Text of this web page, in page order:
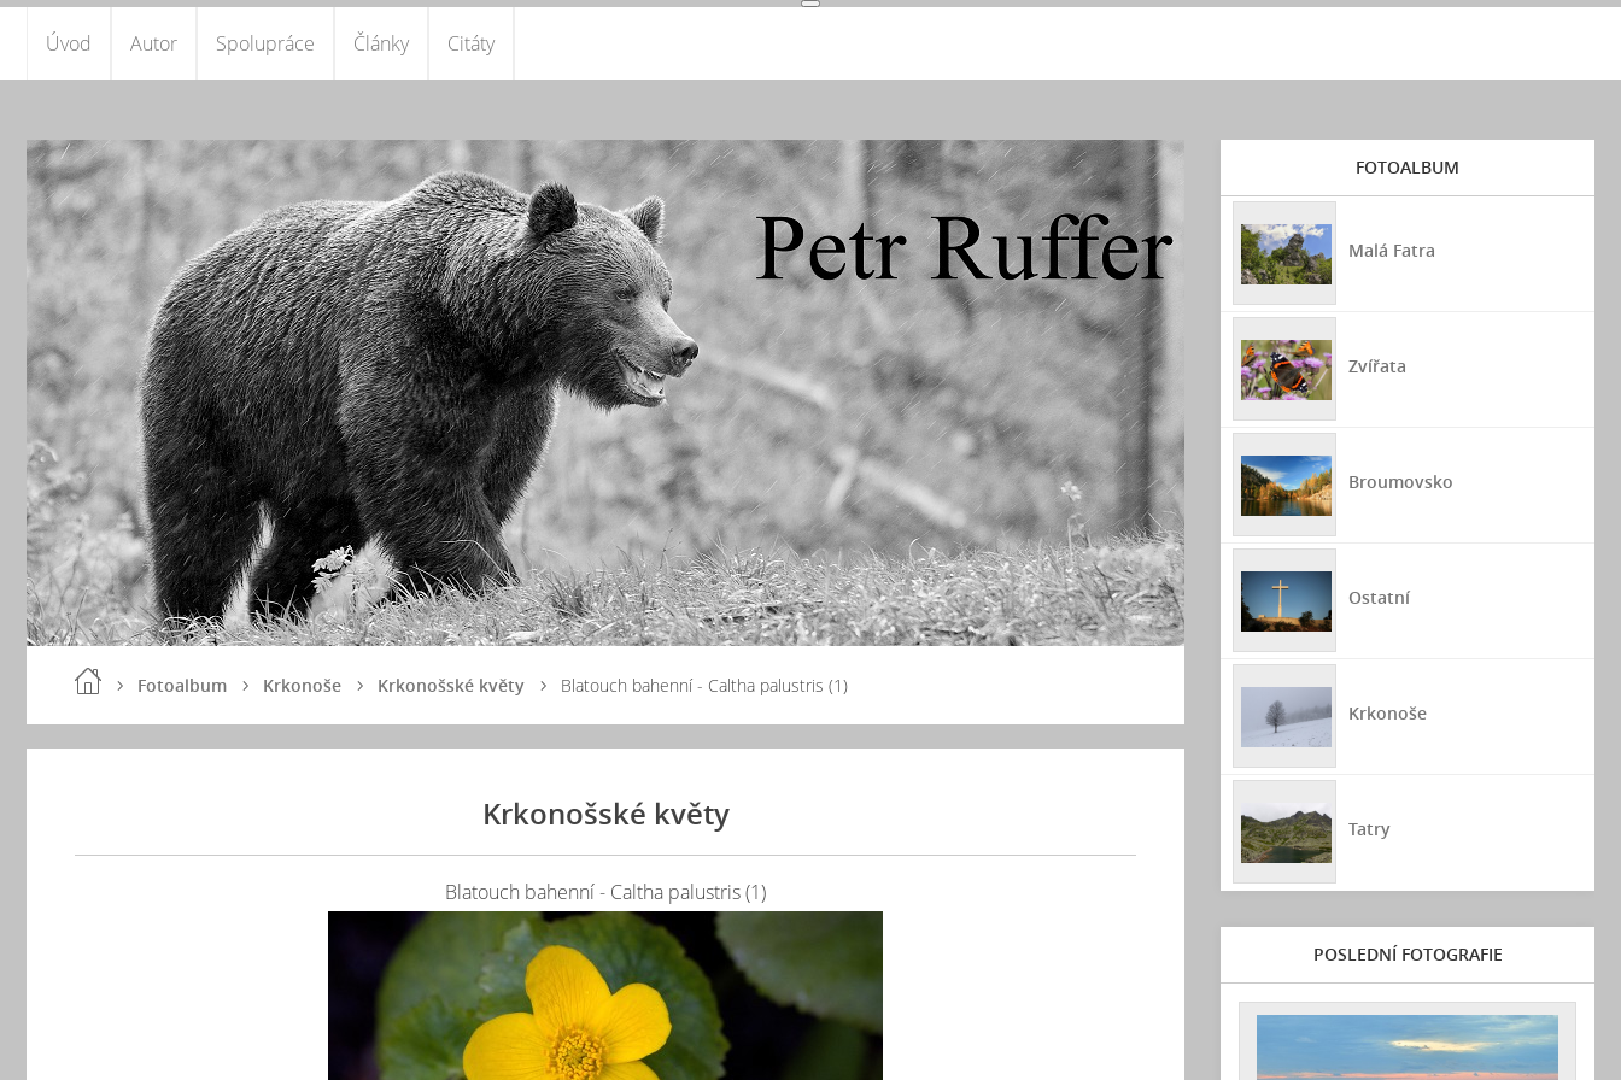
Úvod Autor Spolupráce Články Citáty
Fotoalbum Krkonoše Krkonošské květy Blatouch bahenní - Caltha palustris (1)
Krkonošské květy
Blatouch bahenní - Caltha palustris (1)
FOTOALBUM
Malá Fatra
Zvířata
Broumovsko
Ostatní
Krkonoše
Tatry
POSLEDNÍ FOTOGRAFIE